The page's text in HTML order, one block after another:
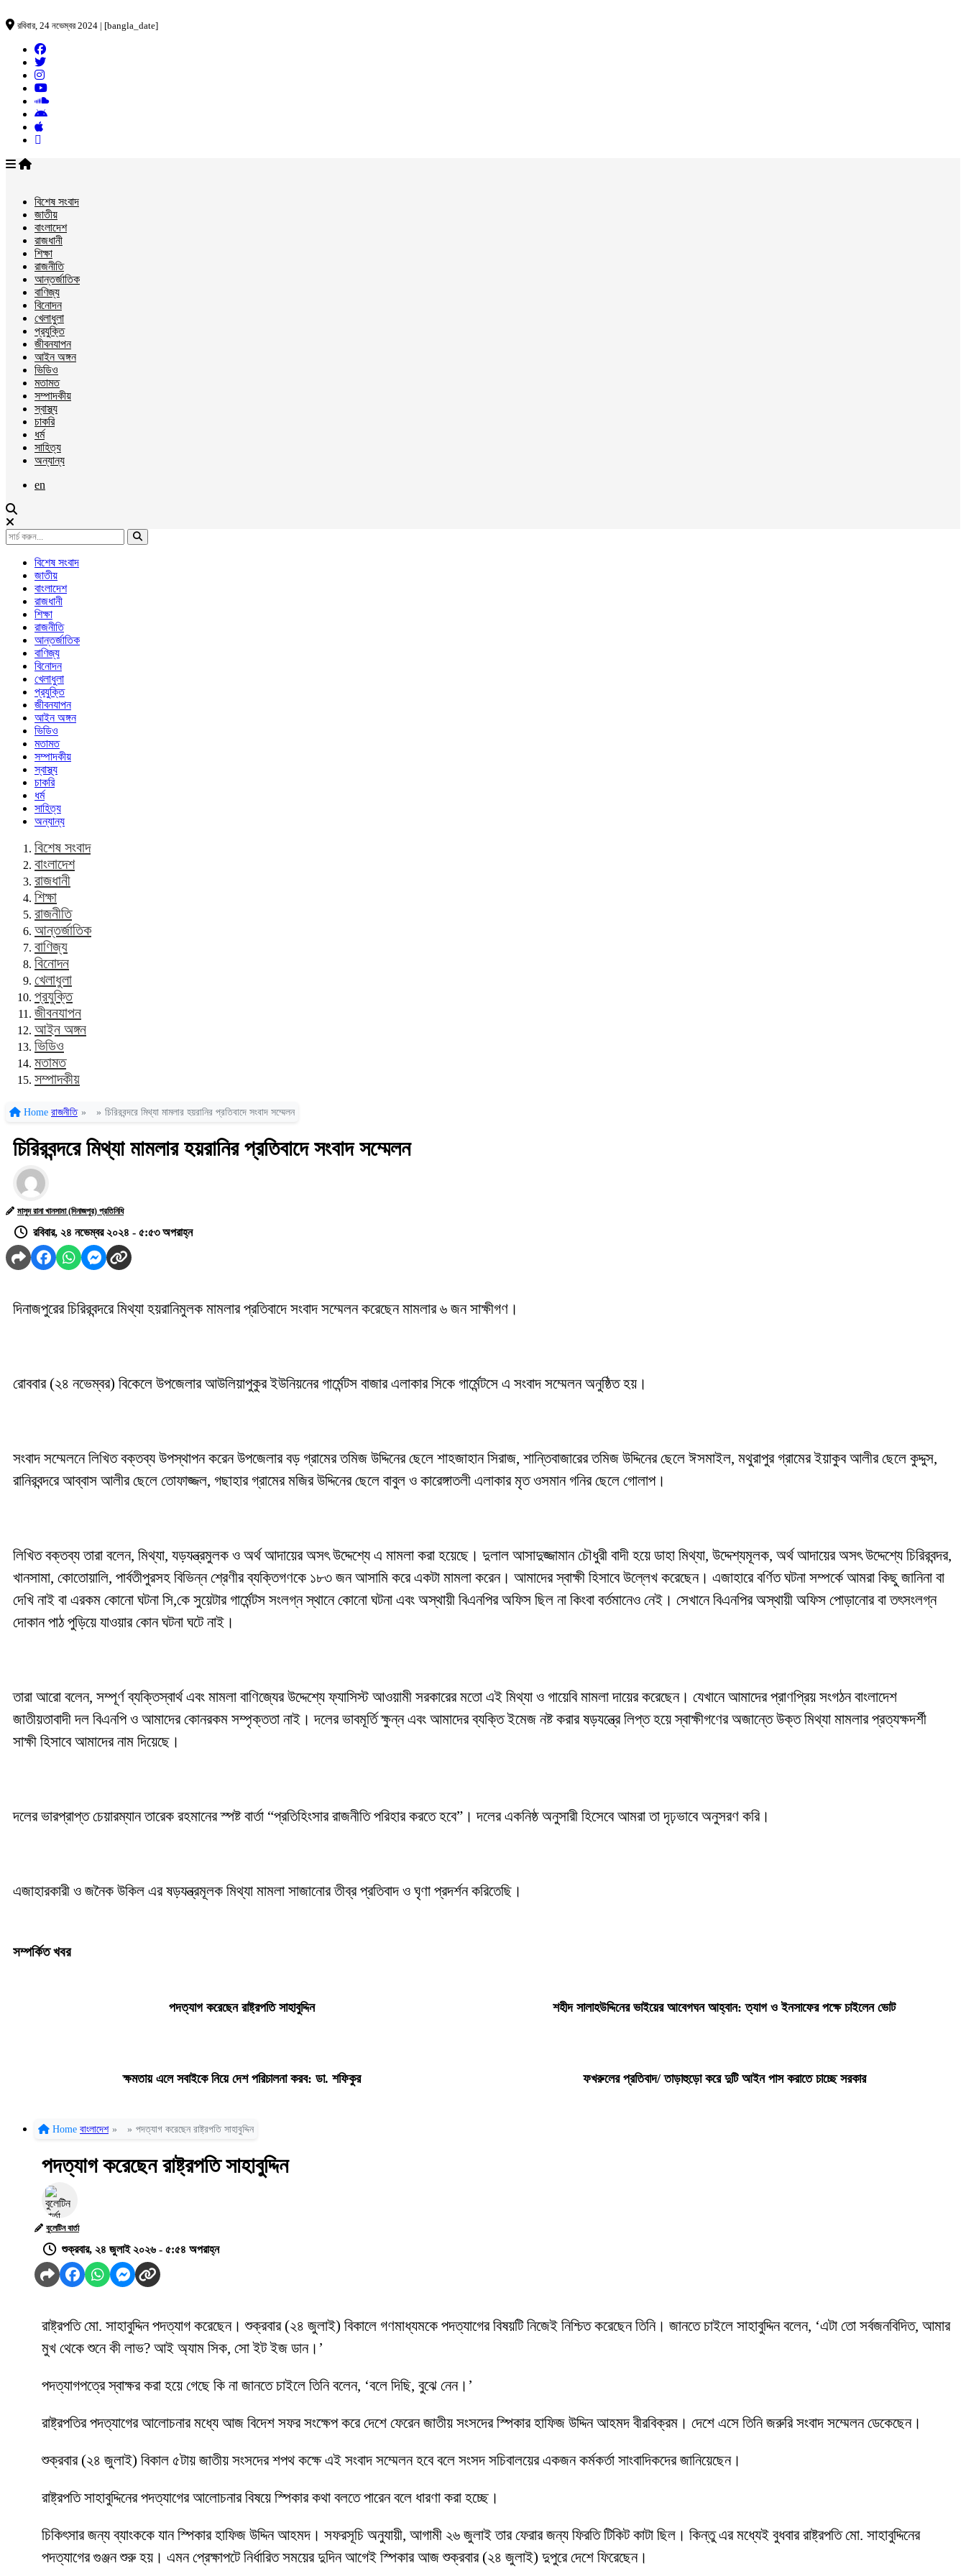
রবিবার, 24 নভেম্বর 2024 | [bangla_date]
বিশেষ সংবাদ
জাতীয়
বাংলাদেশ
রাজধানী
শিক্ষা
রাজনীতি
আন্তর্জাতিক
বাণিজ্য
বিনোদন
খেলাধুলা
প্রযুক্তি
জীবনযাপন
আইন অঙ্গন
ভিডিও
মতামত
সম্পাদকীয়
স্বাস্থ্য
চাকরি
ধর্ম
সাহিত্য
অন্যান্য
en
বিশেষ সংবাদ
জাতীয়
বাংলাদেশ
রাজধানী
শিক্ষা
রাজনীতি
আন্তর্জাতিক
বাণিজ্য
বিনোদন
খেলাধুলা
প্রযুক্তি
জীবনযাপন
আইন অঙ্গন
ভিডিও
মতামত
সম্পাদকীয়
স্বাস্থ্য
চাকরি
ধর্ম
সাহিত্য
অন্যান্য
বিশেষ সংবাদ
বাংলাদেশ
রাজধানী
শিক্ষা
রাজনীতি
আন্তর্জাতিক
বাণিজ্য
বিনোদন
খেলাধুলা
প্রযুক্তি
জীবনযাপন
আইন অঙ্গন
ভিডিও
মতামত
সম্পাদকীয়
Home রাজনীতি » » চিরিরবন্দরে মিথ্যা মামলার হয়রানির প্রতিবাদে সংবাদ সম্মেলন
চিরিরবন্দরে মিথ্যা মামলার হয়রানির প্রতিবাদে সংবাদ সম্মেলন
মাসুদ রানা খানসামা (দিনাজপুর) প্রতিনিধি
রবিবার, ২৪ নভেম্বর ২০২৪ - ৫:৫৩ অপরাহ্ন
দিনাজপুরের চিরিরবন্দরে মিথ্যা হয়রানিমুলক মামলার প্রতিবাদে সংবাদ সম্মেলন করেছেন মামলার ৬ জন সাক্ষীগণ।
রোববার (২৪ নভেম্বর) বিকেলে উপজেলার আউলিয়াপুকুর ইউনিয়নের গার্মেন্টস বাজার এলাকার সিকে গার্মেন্টসে এ সংবাদ সম্মেলন অনুষ্ঠিত হয়।
সংবাদ সম্মেলনে লিখিত বক্তব্য উপস্থাপন করেন উপজেলার বড় গ্রামের তমিজ উদ্দিনের ছেলে শাহজাহান সিরাজ, শান্তিবাজারের তমিজ উদ্দিনের ছেলে ঈসমাইল, মথুরাপুর গ্রামের ইয়াকুব আলীর ছেলে কুদ্দুস,
রানিরবন্দরে আব্বাস আলীর ছেলে তোফাজ্জল, গছাহার গ্রামের মজির উদ্দিনের ছেলে বাবুল ও কারেঙ্গাতলী এলাকার মৃত ওসমান গনির ছেলে গোলাপ।
লিখিত বক্তব্য তারা বলেন, মিথ্যা, যড়যন্ত্রমুলক ও অর্থ আদায়ের অসৎ উদ্দেশ্যে এ মামলা করা হয়েছে। দুলাল আসাদুজ্জামান চৌধুরী বাদী হয়ে ডাহা মিথ্যা, উদ্দেশ্যমূলক, অর্থ আদায়ের অসৎ উদ্দেশ্যে চিরিরবন্দর,
খানসামা, কোতোয়ালি, পার্বতীপুরসহ বিভিন্ন শ্রেণীর ব্যক্তিগণকে ১৮৩ জন আসামি করে একটা মামলা করেন। আমাদের স্বাক্ষী হিসাবে উল্লেখ করেছেন। এজাহারে বর্ণিত ঘটনা সম্পর্কে আমরা কিছু জানিনা বা
দেখি নাই বা এরকম কোনো ঘটনা সি,কে সুয়েটার গার্মেন্টস সংলগ্ন স্থানে কোনো ঘটনা এবং অস্থায়ী বিএনপির অফিস ছিল না কিংবা বর্তমানেও নেই। সেখানে বিএনপির অস্থায়ী অফিস পোড়ানোর বা তৎসংলগ্ন
দোকান পাঠ পুড়িয়ে যাওয়ার কোন ঘটনা ঘটে নাই।
তারা আরো বলেন, সম্পূর্ণ ব্যক্তিস্বার্থ এবং মামলা বাণিজ্যের উদ্দেশ্যে ফ্যাসিস্ট আওয়ামী সরকারের মতো এই মিথ্যা ও গায়েবি মামলা দায়ের করেছেন। যেখানে আমাদের প্রাণপ্রিয় সংগঠন বাংলাদেশ
জাতীয়তাবাদী দল বিএনপি ও আমাদের কোনরকম সম্পৃক্ততা নাই। দলের ভাবমূর্তি ক্ষুন্ন এবং আমাদের ব্যক্তি ইমেজ নষ্ট করার ষড়যন্ত্রে লিপ্ত হয়ে স্বাক্ষীগণের অজান্তে উক্ত মিথ্যা মামলার প্রত্যক্ষদর্শী
সাক্ষী হিসাবে আমাদের নাম দিয়েছে।
দলের ভারপ্রাপ্ত চেয়ারম্যান তারেক রহমানের স্পষ্ট বার্তা “প্রতিহিংসার রাজনীতি পরিহার করতে হবে”। দলের একনিষ্ঠ অনুসারী হিসেবে আমরা তা দৃঢ়ভাবে অনুসরণ করি।
এজাহারকারী ও জনৈক উকিল এর ষড়যন্ত্রমূলক মিথ্যা মামলা সাজানোর তীব্র প্রতিবাদ ও ঘৃণা প্রদর্শন করিতেছি।
সম্পর্কিত খবর
পদত্যাগ করেছেন রাষ্ট্রপতি সাহাবুদ্দিন শহীদ সালাহউদ্দিনের ভাইয়ের আবেগঘন আহ্বান: ত্যাগ ও ইনসাফের পক্ষে চাইলেন ভোট
ক্ষমতায় এলে সবাইকে নিয়ে দেশ পরিচালনা করব: ডা. শফিকুর ফখরুলের প্রতিবাদ/ তাড়াহুড়ো করে দুটি আইন পাস করাতে চাচ্ছে সরকার
Home বাংলাদেশ » » পদত্যাগ করেছেন রাষ্ট্রপতি সাহাবুদ্দিন
পদত্যাগ করেছেন রাষ্ট্রপতি সাহাবুদ্দিন
বুলেটিন বার্তা
শুক্রবার, ২৪ জুলাই ২০২৬ - ৫:৫৪ অপরাহ্ন
রাষ্ট্রপতি মো. সাহাবুদ্দিন পদত্যাগ করেছেন। শুক্রবার (২৪ জুলাই) বিকালে গণমাধ্যমকে পদত্যাগের বিষয়টি নিজেই নিশ্চিত করেছেন তিনি। জানতে চাইলে সাহাবুদ্দিন বলেন, ‘এটা তো সর্বজনবিদিত, আমার
মুখ থেকে শুনে কী লাভ? আই অ্যাম সিক, সো ইট ইজ ডান।’
পদত্যাগপত্রে স্বাক্ষর করা হয়ে গেছে কি না জানতে চাইলে তিনি বলেন, ‘বলে দিছি, বুঝে নেন।’
রাষ্ট্রপতির পদত্যাগের আলোচনার মধ্যে আজ বিদেশ সফর সংক্ষেপ করে দেশে ফেরেন জাতীয় সংসদের স্পিকার হাফিজ উদ্দিন আহমদ বীরবিক্রম। দেশে এসে তিনি জরুরি সংবাদ সম্মেলন ডেকেছেন।
শুক্রবার (২৪ জুলাই) বিকাল ৫টায় জাতীয় সংসদের শপথ কক্ষে এই সংবাদ সম্মেলন হবে বলে সংসদ সচিবালয়ের একজন কর্মকর্তা সাংবাদিকদের জানিয়েছেন।
রাষ্ট্রপতি সাহাবুদ্দিনের পদত্যাগের আলোচনার বিষয়ে স্পিকার কথা বলতে পারেন বলে ধারণা করা হচ্ছে।
চিকিৎসার জন্য ব্যাংককে যান স্পিকার হাফিজ উদ্দিন আহমদ। সফরসূচি অনুযায়ী, আগামী ২৬ জুলাই তার ফেরার জন্য ফিরতি টিকিট কাটা ছিল। কিন্তু এর মধ্যেই বুধবার রাষ্ট্রপতি মো. সাহাবুদ্দিনের
পদত্যাগের গুঞ্জন শুরু হয়। এমন প্রেক্ষাপটে নির্ধারিত সময়ের দুদিন আগেই স্পিকার আজ শুক্রবার (২৪ জুলাই) দুপুরে দেশে ফিরেছেন।